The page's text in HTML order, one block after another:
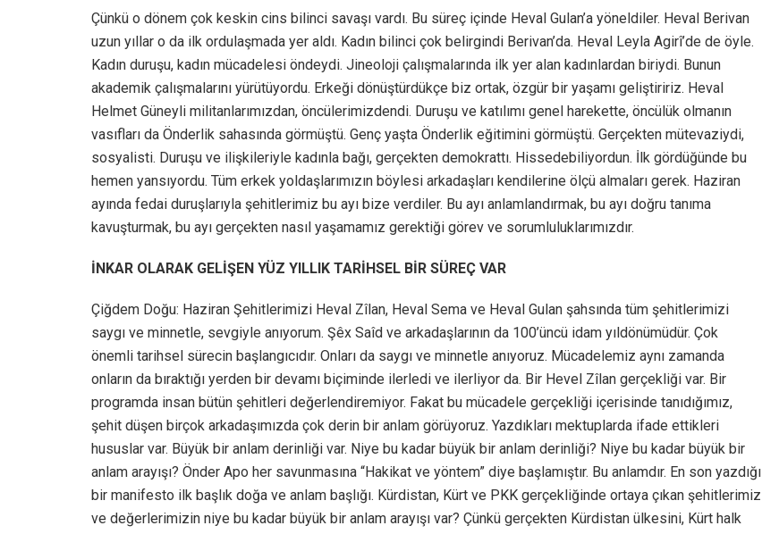
Çünkü o dönem çok keskin cins bilinci savaşı vardı. Bu süreç içinde Heval Gulan’a yöneldiler. Heval Berivan
uzun yıllar o da ilk ordulaşmada yer aldı. Kadın bilinci çok belirgindi Berivan’da. Heval Leyla Agirî’de de öyle.
Kadın duruşu, kadın mücadelesi öndeydi. Jineoloji çalışmalarında ilk yer alan kadınlardan biriydi. Bunun
akademik çalışmalarını yürütüyordu. Erkeği dönüştürdükçe biz ortak, özgür bir yaşamı geliştiririz. Heval
Helmet Güneyli militanlarımızdan, öncülerimizdendi. Duruşu ve katılımı genel harekette, öncülük olmanın
vasıfları da Önderlik sahasında görmüştü. Genç yaşta Önderlik eğitimini görmüştü. Gerçekten mütevaziydi,
sosyalisti. Duruşu ve ilişkileriyle kadınla bağı, gerçekten demokrattı. Hissedebiliyordun. İlk gördüğünde bu
hemen yansıyordu. Tüm erkek yoldaşlarımızın böylesi arkadaşları kendilerine ölçü almaları gerek. Haziran
ayında fedai duruşlarıyla şehitlerimiz bu ayı bize verdiler. Bu ayı anlamlandırmak, bu ayı doğru tanıma
kavuşturmak, bu ayı gerçekten nasıl yaşamamız gerektiği görev ve sorumluluklarımızdır.
İNKAR OLARAK GELİŞEN YÜZ YILLIK TARİHSEL BİR SÜREÇ VAR
Çiğdem Doğu: Haziran Şehitlerimizi Heval Zîlan, Heval Sema ve Heval Gulan şahsında tüm şehitlerimizi
saygı ve minnetle, sevgiyle anıyorum. Şêx Saîd ve arkadaşlarının da 100’üncü idam yıldönümüdür. Çok
önemli tarihsel sürecin başlangıcıdır. Onları da saygı ve minnetle anıyoruz. Mücadelemiz aynı zamanda
onların da bıraktığı yerden bir devamı biçiminde ilerledi ve ilerliyor da. Bir Hevel Zîlan gerçekliği var. Bir
programda insan bütün şehitleri değerlendiremiyor. Fakat bu mücadele gerçekliği içerisinde tanıdığımız,
şehit düşen birçok arkadaşımızda çok derin bir anlam görüyoruz. Yazdıkları mektuplarda ifade ettikleri
hususlar var. Büyük bir anlam derinliği var. Niye bu kadar büyük bir anlam derinliği? Niye bu kadar büyük bir
anlam arayışı? Önder Apo her savunmasına “Hakikat ve yöntem” diye başlamıştır. Bu anlamdır. En son yazdığı
bir manifesto ilk başlık doğa ve anlam başlığı. Kürdistan, Kürt ve PKK gerçekliğinde ortaya çıkan şehitlerimiz
ve değerlerimizin niye bu kadar büyük bir anlam arayışı var? Çünkü gerçekten Kürdistan ülkesini, Kürt halk